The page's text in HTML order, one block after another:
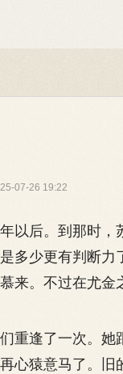
07-26 19:22
后。到那时，
少更有判断力
来。不过在尤
逢了一次。她
心猿意马了。